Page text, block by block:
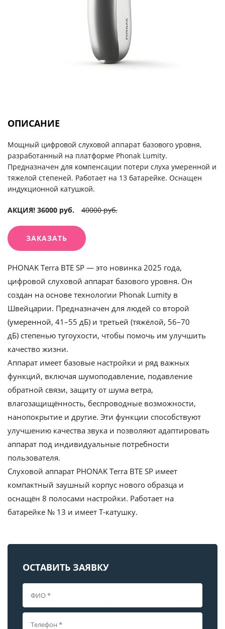
ОПИСАНИЕ
Мощный цифровой слуховой аппарат базового уровня,
разработанный на платформе Phonak Lumity.
Предназначен для компенсации потери слуха умеренной и
тяжелой степеней. Работает на 13 батарейке. Оснащен
индукционной катушкой.
АКЦИЯ! 36000 руб. 40000 руб.
ЗАКАЗАТЬ
PHONAK Terra BTE SP — это новинка 2025 года,
цифровой слуховой аппарат базового уровня. Он
создан на основе технологии Phonak Lumity в
Швейцарии. Предназначен для людей со второй
(умеренной, 41–55 дБ) и третьей (тяжёлой, 56–70
дБ) степенью тугоухости, чтобы помочь им улучшить
качество жизни.
Аппарат имеет базовые настройки и ряд важных
функций, включая шумоподавление, подавление
обратной связи, защиту от шума ветра,
влагозащищённость, беспроводные возможности,
нанопокрытие и другие. Эти функции способствуют
улучшению качества звука и позволяют адаптировать
аппарат под индивидуальные потребности
пользователя.
Слуховой аппарат PHONAK Terra BTE SP имеет
компактный заушный корпус нового образца и
оснащён 8 полосами настройки. Работает на
батарейке № 13 и имеет Т-катушку.
ОСТАВИТЬ ЗАЯВКУ